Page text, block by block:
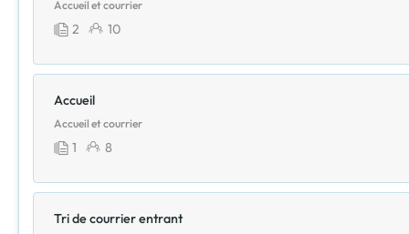
Accueil et courrier
2 10
Accueil
Accueil et courrier
1 8
Tri de courrier entrant